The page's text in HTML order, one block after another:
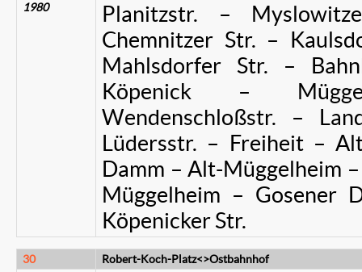
1980
Planitzstr. –
Chemnitzer Str. –
Mahlsdorfer Str. –
Köpenick –
Wendenschloßstr. –
Lüdersstr. – Freiheit –
Damm – Alt-Müggelheim
Müggelheim – Gosener
Köpenicker Str.
30
Robert-Koch-Platz<>Ostbahnhof